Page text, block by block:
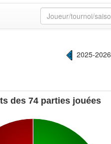
2025-2026
des 74 parties jouées